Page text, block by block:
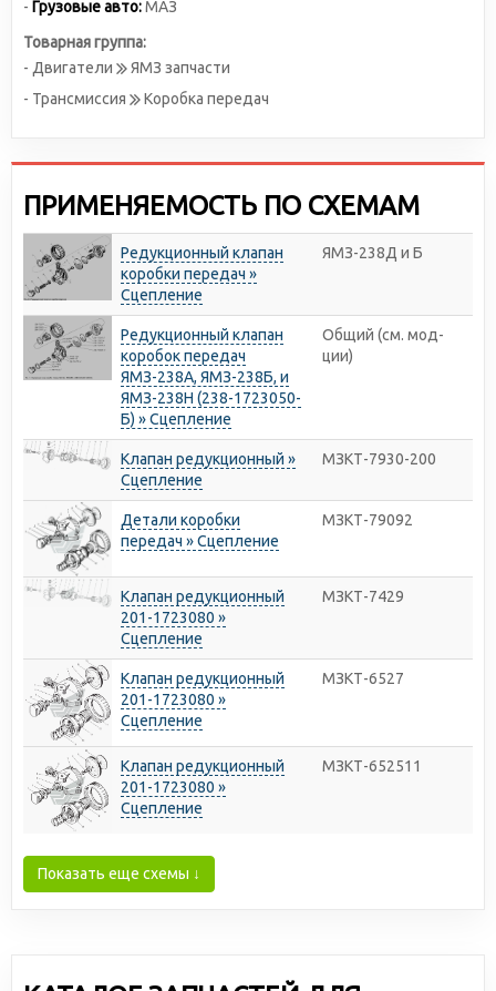
- Грузовые авто:МАЗ
Товарная группа:
- Двигатели
ЯМЗ запчасти
- Трансмиссия
Коробка передач
ПРИМЕНЯЕМОСТЬ ПО СХЕМАМ
Редукционный клапан
коробки передач »
Сцепление
ЯМЗ-238Д и Б
Редукционный клапан
коробок передач
ЯМЗ-238А, ЯМЗ-238Б, и
ЯМЗ-238Н (238-1723050-
Б) » Сцепление
Общий (см. мод-
ции)
Клапан редукционный »
Сцепление
МЗКТ-7930-200
Детали коробки
передач » Сцепление
МЗКТ-79092
Клапан редукционный
201-1723080 »
Сцепление
МЗКТ-7429
Клапан редукционный
201-1723080 »
Сцепление
МЗКТ-6527
Клапан редукционный
201-1723080 »
Сцепление
МЗКТ-652511
Показать еще схемы ↓